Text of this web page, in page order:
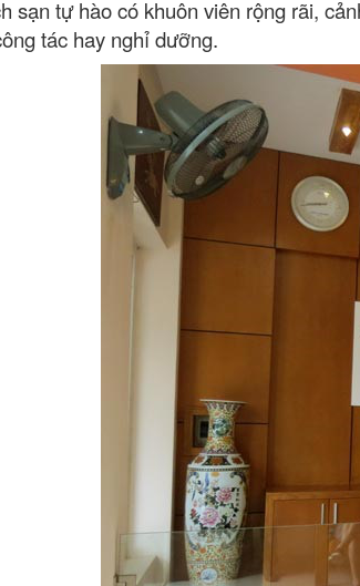
sạn tự hào có khuôn viên rộng rãi,
tác hay nghỉ dưỡng.